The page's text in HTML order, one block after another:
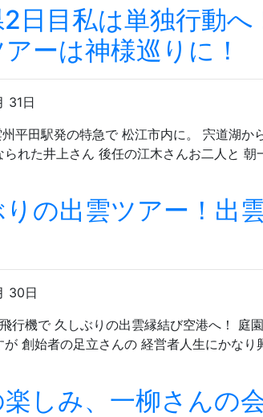
日目私は単独行動
ーは神様巡りに！
31日
平田駅発の特急で 松江市内に。 宍道湖
られた井上さん 後任の江木さんお二人と
の出雲ツアー！出
30日
行機で 久しぶりの出雲縁結び空港へ！ 庭
が 創始者の足立さんの 経営者人生にかな
しみ、一柳さんの